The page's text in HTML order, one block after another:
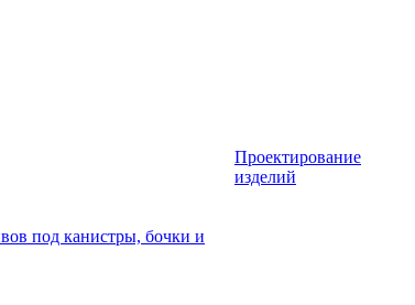
под канистры, бочки и
Проектирование
изделий